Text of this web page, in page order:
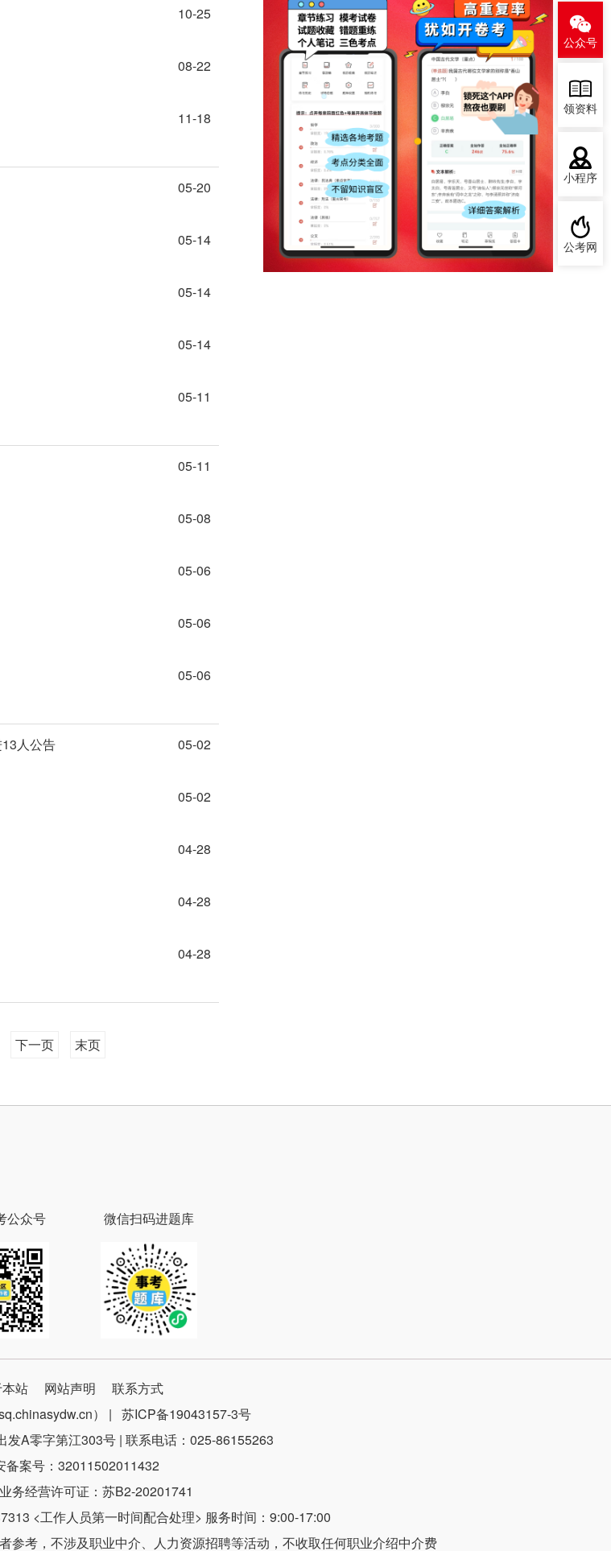
10-25
08-22
11-18
05-20
05-14
05-14
05-14
05-11
05-11
05-08
05-06
05-06
05-06
人公告
05-02
05-02
04-28
04-28
04-28
下一页 末页
公众号 微信扫码进题库
站 网站声明
联系方式
） | 苏ICP备19043157-3号
发A零字第江303号 | 联系电话：025-86155263
备案号：32011502011432
务经营许可证：苏B2-20201741
<工作人员第一时间配合处理> 服务时间：9:00-17:00
参考，不涉及职业中介、人力资源招聘等活动，不收取任何职业介绍中介费
公众号
领资料
小程序
公考网